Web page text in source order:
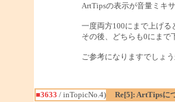
ArtTipsの表示が音量ミキ
一度両方100にまで上げる
その後、どちらも0にまで
ご参考になりますでしょう
■3633 / inTopicNo.4) Re[5]: ArtTipsに